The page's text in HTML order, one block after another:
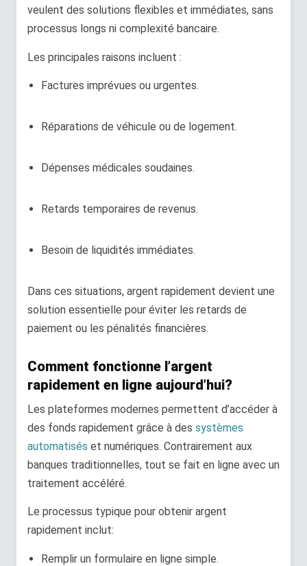
veulent des solutions flexibles et immédiates, sans
processus longs ni complexité bancaire.
Les principales raisons incluent :
Factures imprévues ou urgentes.
Réparations de véhicule ou de logement.
Dépenses médicales soudaines.
Retards temporaires de revenus.
Besoin de liquidités immédiates.
Dans ces situations, argent rapidement devient une
solution essentielle pour éviter les retards de
paiement ou les pénalités financières.
Comment fonctionne l’argent
rapidement en ligne aujourd’hui?
Les plateformes modernes permettent d’accéder à
des fonds rapidement grâce à des systèmes
automatisés et numériques. Contrairement aux
banques traditionnelles, tout se fait en ligne avec un
traitement accéléré.
Le processus typique pour obtenir argent
rapidement inclut:
Remplir un formulaire en ligne simple.